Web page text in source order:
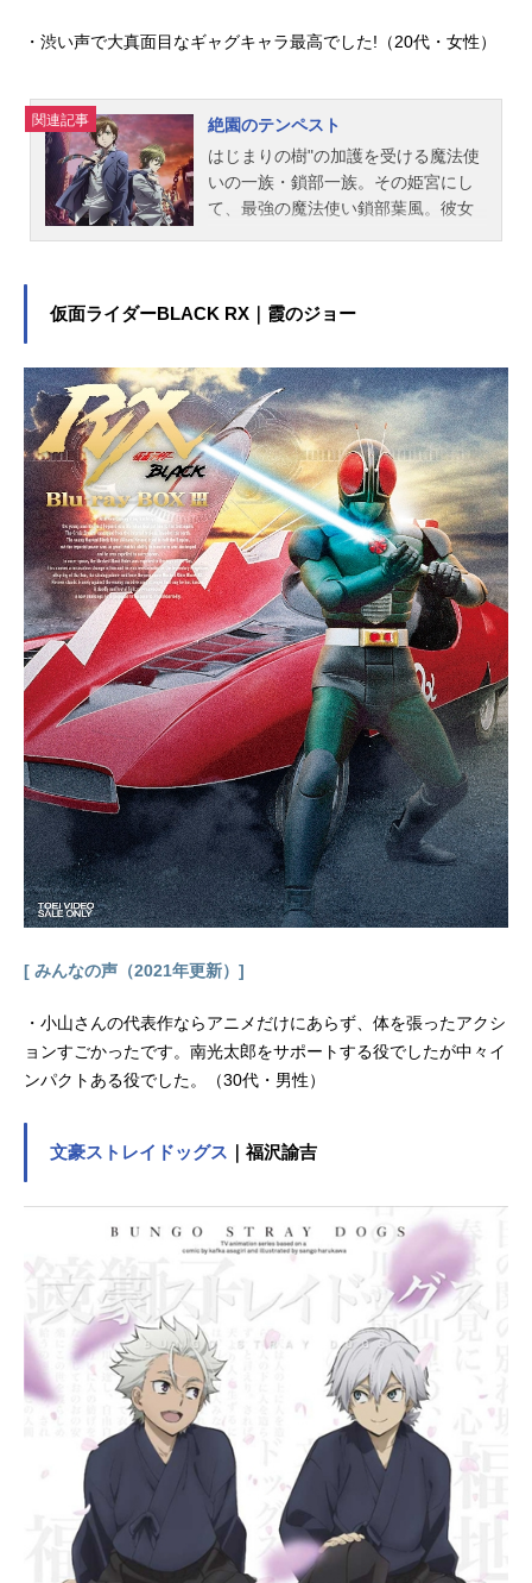
・渋い声で大真面目なギャグキャラ最高でした!（20代・女性）
関連記事
絶園のテンペスト
はじまりの樹"の加護を受ける魔法使
いの一族・鎖部一族。その姫宮にし
て、最強の魔法使い鎖部葉風。彼女
島に樽に詰められて置き去りにされ
ッセージを、妹・愛花を殺した犯人
に復讐を誓う少年・不破真広が拾
う。真広は犯人を魔法の力で見つけ
ることを条件に、葉風に協力する。
そして真広の親友で、愛花の恋人で
ある滝川吉野は、危機を真広に助け
られたことから、その復讐劇に巻き
込まれることになる。作品名絶園の
テンペスト放送形態TVアニメスケジ
ュール2012年10月4日（木）～2013
年3月28日（木）毎日放送ほか話数全
24話キャスト滝川吉野：内山昂輝不
破真広：豊永利行鎖部葉風：沢城み
ゆき不破愛花：花澤香菜鎖部左門：
小山力也エヴァンジェリン山本：水
樹奈々星村潤一郎：野島裕史鎖部夏
村：諏訪部順一鎖部哲馬：吉野裕行
早河巧：浅沼晋太郎羽村めぐむ：梶
裕貴スタッフ原作：城平京・左有
秀・彩崎廉（掲載月刊｢少年ガンガ
ン｣スクウェア・エニックス刊）監
督：安藤真裕シリーズ構成：岡田麿
音楽...
仮面ライダーBLACK RX｜霞のジョー
[ みんなの声（2021年更新）]
・小山さんの代表作ならアニメだけにあらず、体を張ったアクシ
ョンすごかったです。南光太郎をサポートする役でしたが中々イ
ンパクトある役でした。（30代・男性）
文豪ストレイドッグス ｜福沢諭吉